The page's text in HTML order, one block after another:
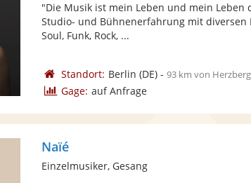
"Die Musik ist mein Leben und mein Leben
Studio- und Bühnenerfahrung mit diversen
Soul, Funk, Rock, ...
Standort: Berlin (DE)- 93 km von Herzberg
Gage: auf Anfrage
Naïé
Einzelmusiker, Gesang